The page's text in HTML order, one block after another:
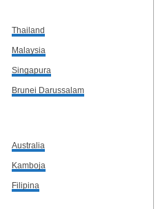
Thailand
Malaysia
Singapura
Brunei Darussalam
Australia
Kamboja
Filipina